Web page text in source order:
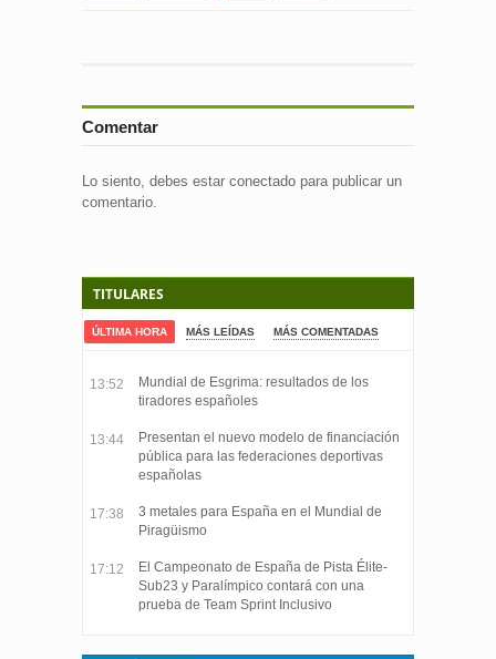
Comentar
Lo siento, debes estar conectado para publicar un
comentario.
TITULARES
ÚLTIMA HORA MÁS LEÍDAS MÁS COMENTADAS
13:52
Mundial de Esgrima: resultados de los
tiradores españoles
13:44
Presentan el nuevo modelo de financiación
pública para las federaciones deportivas
españolas
17:38
3 metales para España en el Mundial de
Piragüismo
17:12
El Campeonato de España de Pista Élite-
Sub23 y Paralímpico contará con una
prueba de Team Sprint Inclusivo